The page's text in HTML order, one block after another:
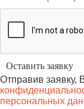
Отправив заявку,
персональных